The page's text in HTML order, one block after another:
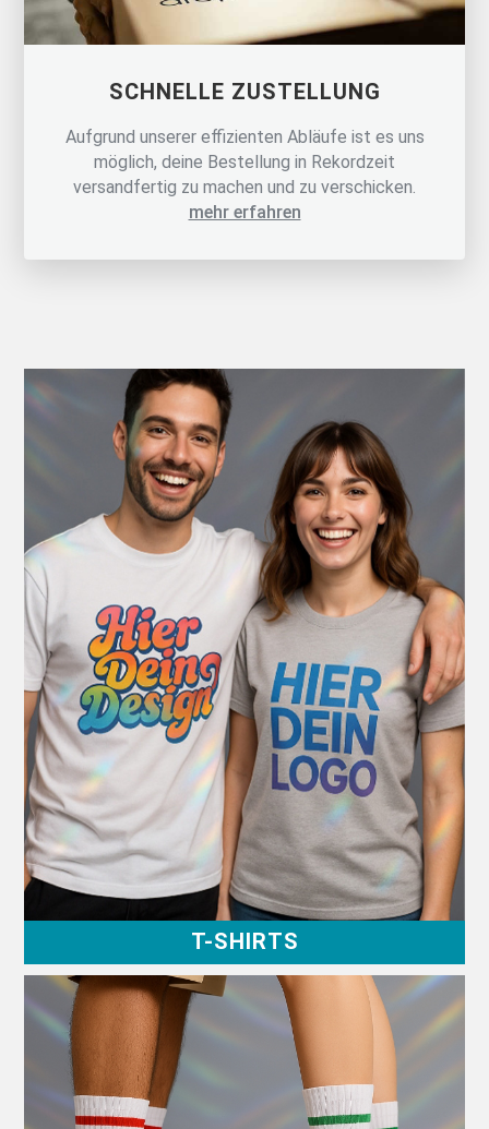
SCHNELLE ZUSTELLUNG
Aufgrund unserer effizienten Abläufe ist es uns
möglich, deine Bestellung in Rekordzeit
versandfertig zu machen und zu verschicken.
mehr erfahren
T-SHIRTS